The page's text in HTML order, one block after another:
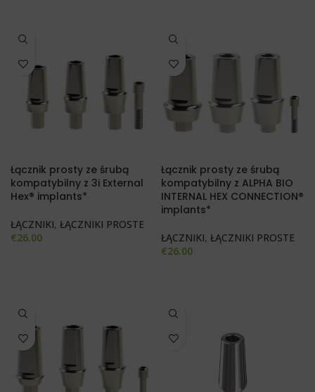
Łącznik prosty ze śrubą
kompatybilny z 3i External
Hex® implants*
ŁĄCZNIKI, ŁĄCZNIKI PROSTE
€26.00
Łącznik prosty ze śrubą
kompatybilny z ALPHA BIO
INTERNAL HEX CONNECTION®
implants*
ŁĄCZNIKI, ŁĄCZNIKI PROSTE
€26.00